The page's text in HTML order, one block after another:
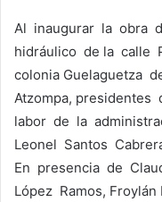
Al inaugurar la obra
hidráulico de la calle
colonia Guelaguetza
Atzompa,
labor de la
Leonel Santos
En presencia de
López Ramos,